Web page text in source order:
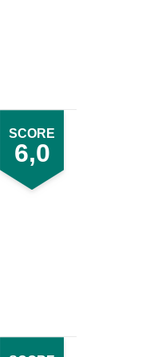
SCORE
6,0